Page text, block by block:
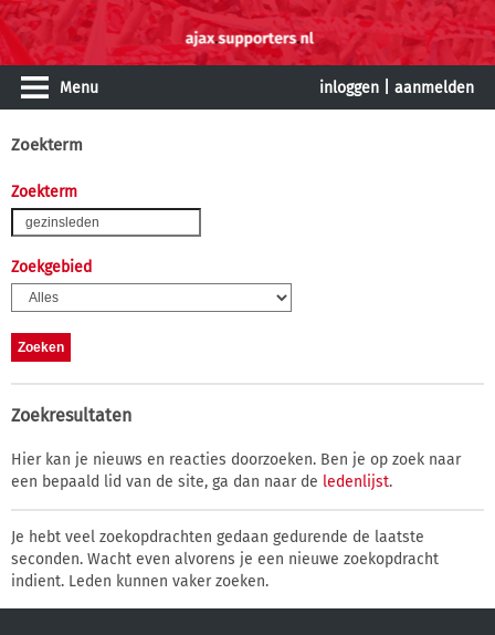
Menu inloggen aanmelden
Zoekterm
Zoekterm
Zoekgebied
Zoekresultaten
Hier kan je nieuws en reacties doorzoeken. Ben je op zoek naar
een bepaald lid van de site, ga dan naar de ledenlijst.
Je hebt veel zoekopdrachten gedaan gedurende de laatste
seconden. Wacht even alvorens je een nieuwe zoekopdracht
indient. Leden kunnen vaker zoeken.